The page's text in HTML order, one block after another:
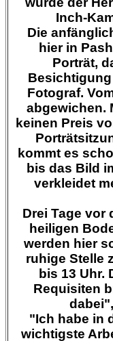
Inch-
Die
hier in
Porträt,
Fotograf.
abgewichen.
keinen Preis
kommt es
bis das Bild
verkleidet
Drei Tage vor
heiligen
werden hier
ruhige Stelle
bis 13 Uhr.
Requisiten
"Ich habe in
wichtigste